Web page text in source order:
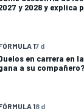
y 2028 y explica
17 d
en carrera en
a su compañero?
18 d